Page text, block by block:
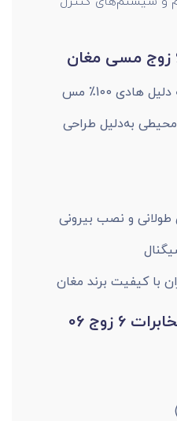
هادی 100٪ مس
محیطی به‌دلیل طراحی
و نصب بیرونی
با کیفیت برند مغان
مشخصات فنی کابل مخابرات 6 زوج 06